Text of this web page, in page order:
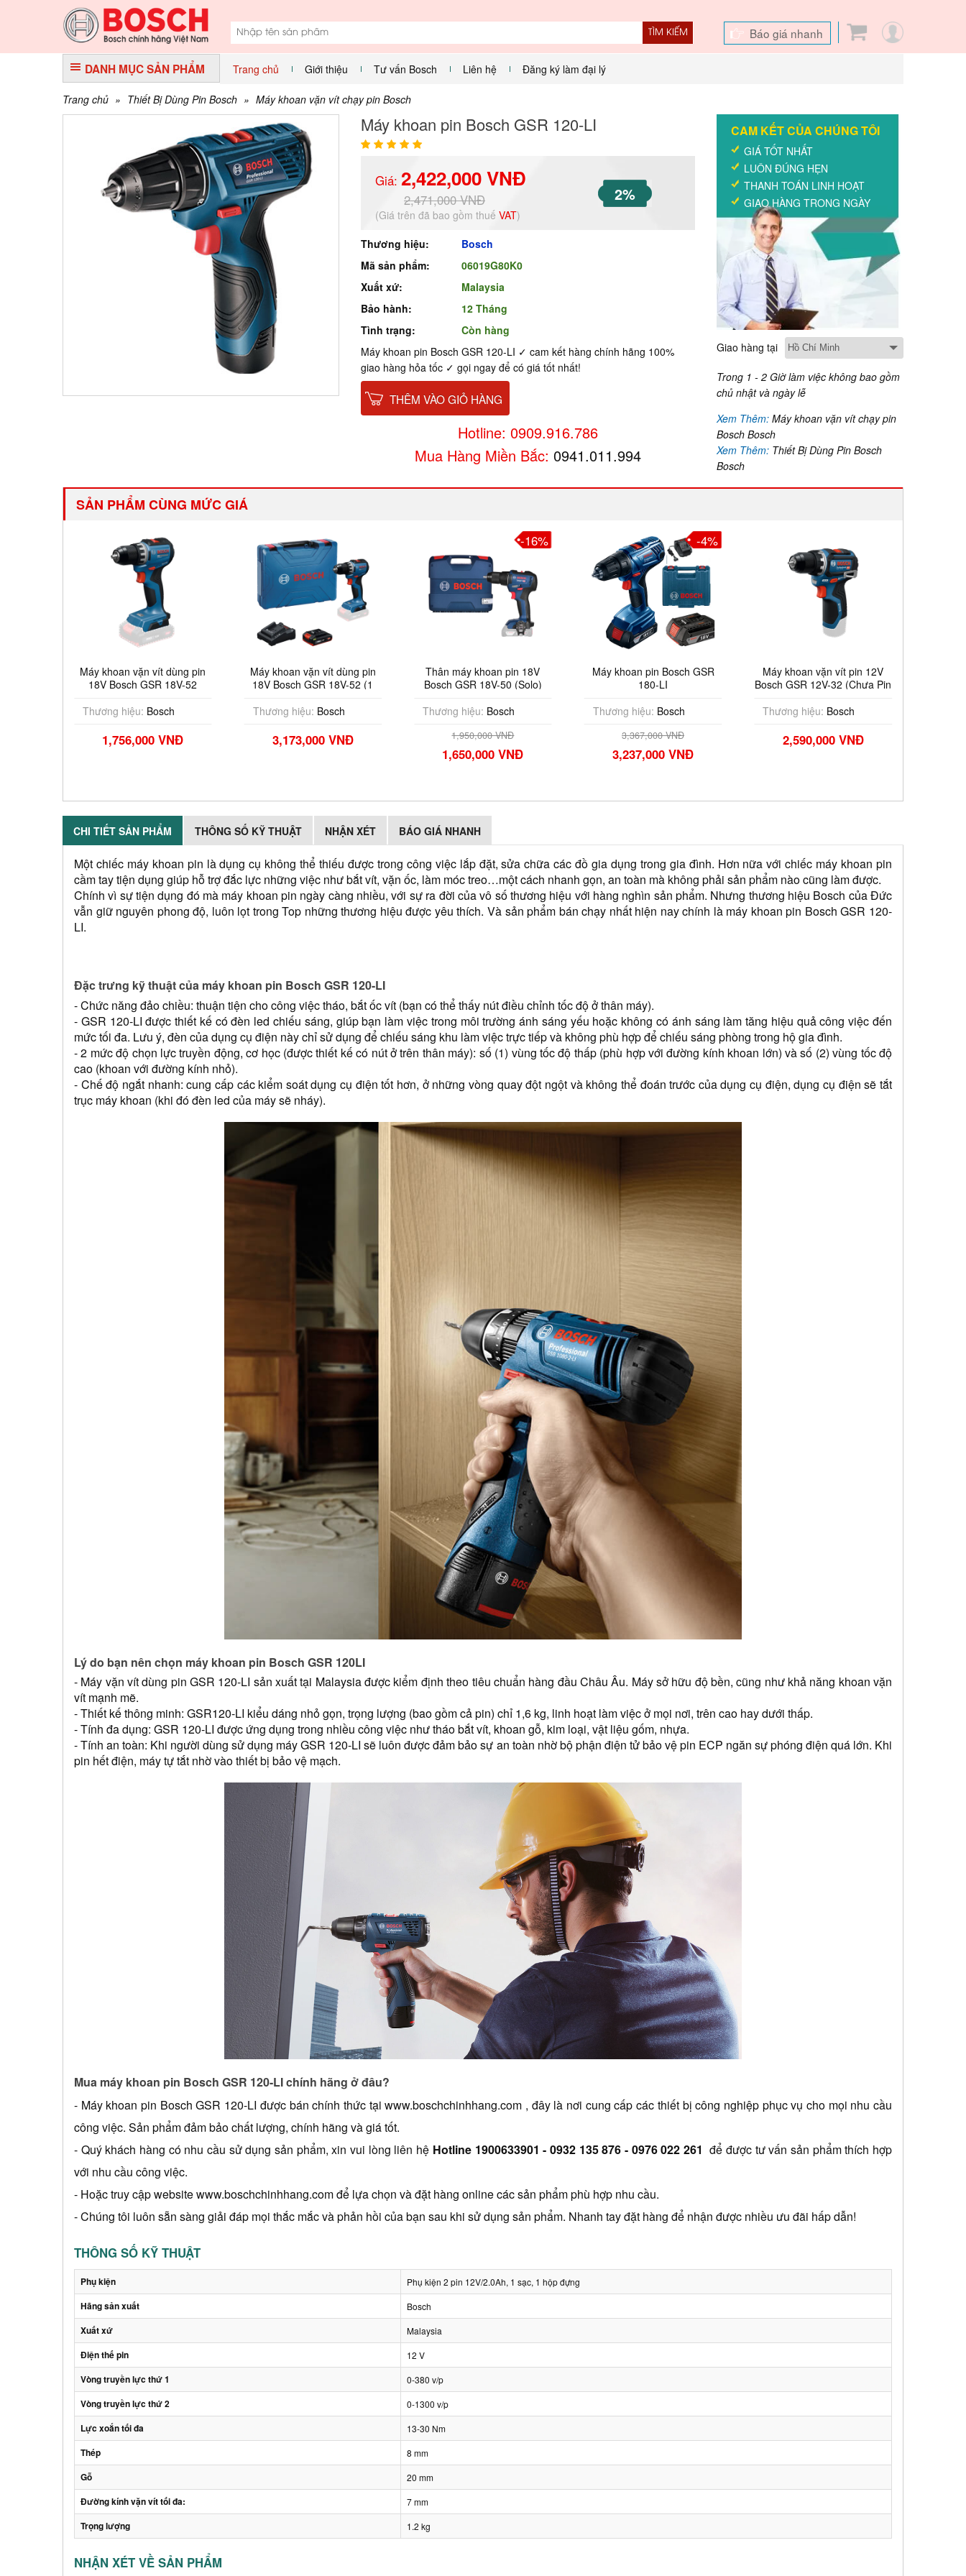
TÌM KIẾM Báo giá nhanh
DANH MỤC SẢN PHẨM Trang chủ Giới thiệu Tư vấn Bosch Liên hệ Đăng ký làm đại lý
Trang chủ » Thiết Bị Dùng Pin Bosch » Máy khoan vặn vít chạy pin Bosch
Máy khoan pin Bosch GSR 120-LI
Giá: 2,422,000 VNĐ
2,471,000 VNĐ 2%
(Giá trên đã bao gồm thuế VAT)
Thương hiệu:
Bosch
Mã sản phẩm:
06019G80K0
Xuất xứ:
Malaysia
Bảo hành:
12 Tháng
Tình trạng:
Còn hàng
Máy khoan pin Bosch GSR 120-LI ✓ cam kết hàng chính hãng 100%
giao hàng hỏa tốc ✓ gọi ngay để có giá tốt nhất!
THÊM VÀO GIỎ HÀNG
Hotline: 0909.916.786
Mua Hàng Miền Bắc: 0941.011.994
CAM KẾT CỦA CHÚNG TÔI
GIÁ TỐT NHẤT
LUÔN ĐÚNG HẸN
THANH TOÁN LINH HOẠT
GIAO HÀNG TRONG NGÀY
Giao hàng tại
Trong 1 - 2 Giờ làm việc không bao gồm
chủ nhật và ngày lễ
Xem Thêm: Máy khoan vặn vít chạy pin
Bosch Bosch
Xem Thêm: Thiết Bị Dùng Pin Bosch
Bosch
SẢN PHẨM CÙNG MỨC GIÁ
khoan vặn vít dùng pin
18V Bosch GSR 18V-52
Bosch
Máy khoan vặn vít dùng pin
18V Bosch GSR 18V-52 (1
Thương hiệu:
Bosch
Thân máy khoan pin 18V
Bosch GSR 18V-50 (Solo)
Thương hiệu:
Bosch
Máy khoan pin Bosch GSR
Thương hiệu:
Bosch
-4%
Máy khoan vặn vít pin 12V
Bosch GSR 12V-32 (Chưa Pin
Thương hiệu:
Bosch
Máy khoan vặn vít dùng
18V Bosch GSR 18V-52
Thương hiệu:
CHI TIẾT SẢN PHẨM THÔNG SỐ KỸ THUẬT NHẬN XÉT BÁO GIÁ NHANH
Một chiếc máy khoan pin là dụng cụ không thể thiếu được trong công việc lắp đặt, sửa chữa các đồ gia dụng trong gia đình. Hơn nữa với chiếc máy khoan pin
cầm tay tiện dụng giúp hỗ trợ đắc lực những việc như bắt vít, vặn ốc, làm móc treo…một cách nhanh gọn, an toàn mà không phải sản phẩm nào cũng làm được.
Chính vì sự tiện dụng đó mà máy khoan pin ngày càng nhiều, với sự ra đời của vô số thương hiệu với hàng nghìn sản phẩm. Nhưng thương hiệu Bosch của Đức
vẫn giữ nguyên phong độ, luôn lọt trong Top những thương hiệu được yêu thích. Và sản phẩm bán chạy nhất hiện nay chính là máy khoan pin Bosch GSR 120-
LI.
Đặc trưng kỹ thuật của máy khoan pin Bosch GSR 120-LI
- Chức năng đảo chiều: thuận tiện cho công việc tháo, bắt ốc vít (bạn có thể thấy nút điều chỉnh tốc độ ở thân máy).
- GSR 120-LI được thiết kế có đèn led chiếu sáng, giúp bạn làm việc trong môi trường ánh sáng yếu hoặc không có ánh sáng làm tăng hiệu quả công việc đến
mức tối đa. Lưu ý, đèn của dụng cụ điện này chỉ sử dụng để chiếu sáng khu làm việc trực tiếp và không phù hợp để chiếu sáng phòng trong hộ gia đình.
- 2 mức độ chọn lực truyền động, cơ học (được thiết kế có nút ở trên thân máy): số (1) vùng tốc độ thấp (phù hợp với đường kính khoan lớn) và số (2) vùng tốc độ
cao (khoan với đường kính nhỏ).
- Chế độ ngắt nhanh: cung cấp các kiểm soát dụng cụ điện tốt hơn, ở những vòng quay đột ngột và không thể đoán trước của dụng cụ điện, dụng cụ điện sẽ tắt
trục máy khoan (khi đó đèn led của máy sẽ nháy).
Lý do bạn nên chọn máy khoan pin Bosch GSR 120LI
- Máy vặn vít dùng pin GSR 120-LI sản xuất tại Malaysia được kiểm định theo tiêu chuẩn hàng đầu Châu Âu. Máy sở hữu độ bền, cũng như khả năng khoan vặn
vít mạnh mẽ.
- Thiết kế thông minh: GSR120-LI kiểu dáng nhỏ gọn, trọng lượng (bao gồm cả pin) chỉ 1,6 kg, linh hoạt làm việc ở mọi nơi, trên cao hay dưới thấp.
- Tính đa dụng: GSR 120-LI được ứng dụng trong nhiều công việc như tháo bắt vít, khoan gỗ, kim loại, vật liệu gốm, nhựa.
- Tính an toàn: Khi người dùng sử dụng máy GSR 120-LI sẽ luôn được đảm bảo sự an toàn nhờ bộ phận điện tử bảo vệ pin ECP ngăn sự phóng điện quá lớn. Khi
pin hết điện, máy tự tắt nhờ vào thiết bị bảo vệ mạch.
Mua máy khoan pin Bosch GSR 120-LI chính hãng ở đâu?
- Máy khoan pin Bosch GSR 120-LI được bán chính thức tại www.boschchinhhang.com , đây là nơi cung cấp các thiết bị công nghiệp phục vụ cho mọi nhu cầu
công việc. Sản phẩm đảm bảo chất lượng, chính hãng và giá tốt.
- Quý khách hàng có nhu cầu sử dụng sản phẩm, xin vui lòng liên hệ Hotline 1900633901 - 0932 135 876 - 0976 022 261 để được tư vấn sản phẩm thích hợp
với nhu cầu công việc.
- Hoặc truy cập website www.boschchinhhang.com để lựa chọn và đặt hàng online các sản phẩm phù hợp nhu cầu.
- Chúng tôi luôn sẵn sàng giải đáp mọi thắc mắc và phản hồi của bạn sau khi sử dụng sản phẩm. Nhanh tay đặt hàng để nhận được nhiều ưu đãi hấp dẫn!
THÔNG SỐ KỸ THUẬT
Phụ kiện Phụ kiện 2 pin 12V/2.0Ah, 1 sạc, 1 hộp đựng
Hãng sản xuất Bosch
Xuất xứ Malaysia
Điện thế pin 12 V
Vòng truyền lực thứ 1 0-380 v/p
Vòng truyền lực thứ 2 0-1300 v/p
Lực xoắn tối đa 13-30 Nm
Thép 8 mm
Gỗ 20 mm
Đường kính vặn vít tối đa: 7 mm
Trọng lượng 1.2 kg
NHẬN XÉT VỀ SẢN PHẨM